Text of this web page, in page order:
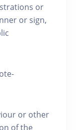
or
or sign,
or other
of the